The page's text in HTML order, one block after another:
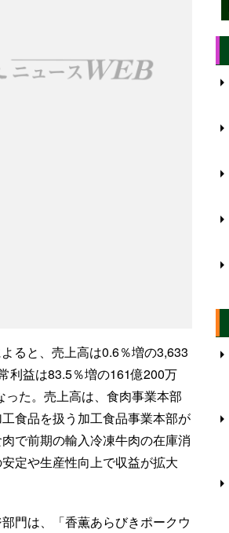
ると、売上高は0.6％増の3,633
利益は83.5％増の161億200万
た。売上高は、食肉事業本部
食品を扱う加工食品事業本部が
で前期の輸入冷凍牛肉の在庫消
定や生産性向上で収益が拡大
門は、「香薫あらびきポークウ